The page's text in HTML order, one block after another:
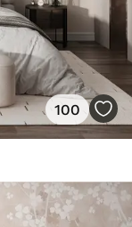
100